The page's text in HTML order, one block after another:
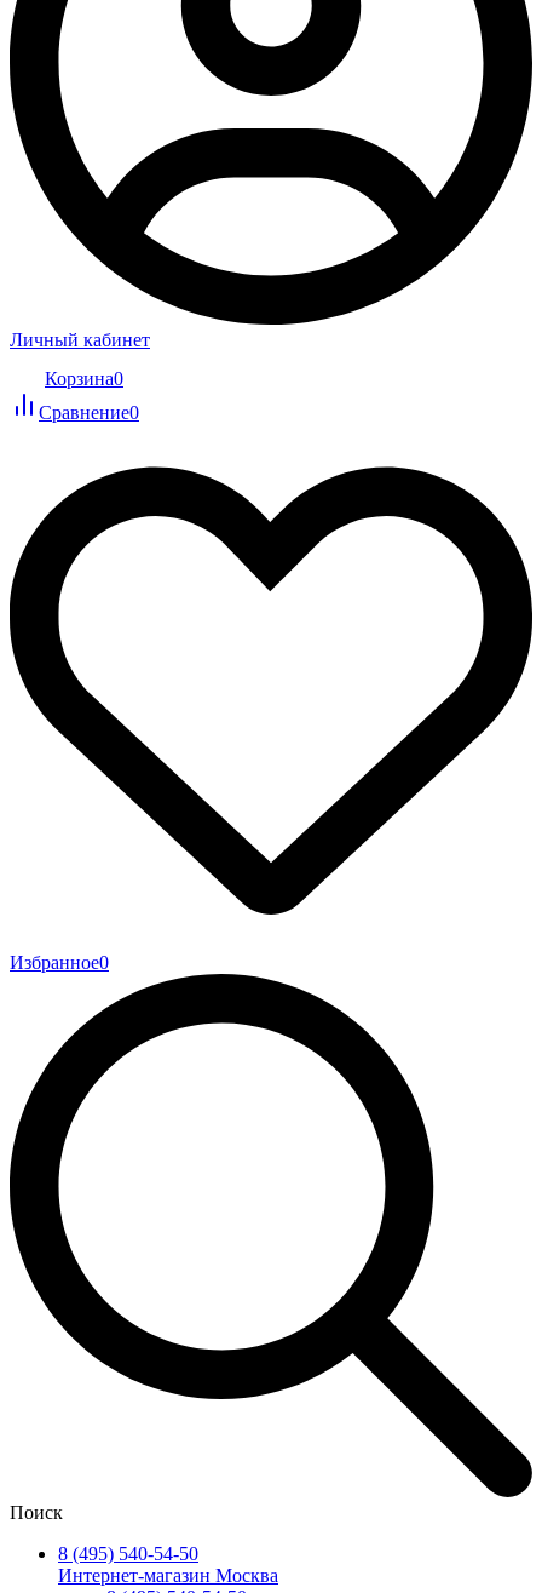
Личный кабинет
Корзина0
Сравнение0
Избранное0
Поиск
8 (495) 540-54-50
Интернет-магазин Москва